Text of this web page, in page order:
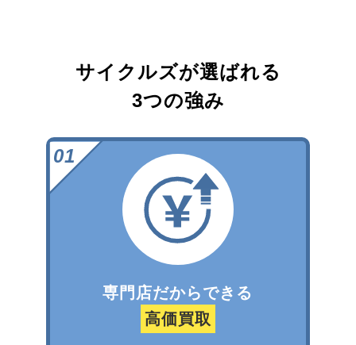
サイクルズが選ばれる
3つの強み
専門店だからできる
高価買取